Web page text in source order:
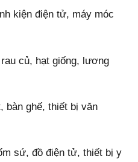
kiện điện tử, máy móc
củ, hạt giống, lương
bàn ghế, thiết bị văn
sứ, đồ điện tử, thiết bị y